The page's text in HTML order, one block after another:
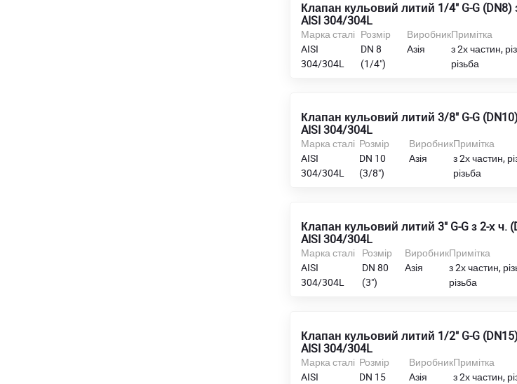
Клапан кульовий литий 1/4" G-G (DN8)
AISI 304/304L
Марка сталі
AISI
304/304L
Розмір
DN 8
(1/4")
Виробник
Азія
Примітка
з 2х частин,
різьба
Клапан кульовий литий 3/8" G-G
AISI 304/304L
Марка сталі
AISI
304/304L
Розмір
DN 10
(3/8")
Виробник
Азія
Примітка
з 2х частин,
різьба
Клапан кульовий литий 3" G-G з 2-х ч.
AISI 304/304L
Марка сталі
AISI
304/304L
Розмір
DN 80
(3")
Виробник
Азія
Примітка
з 2х частин,
різьба
Клапан кульовий литий 1/2" G-G
AISI 304/304L
Марка сталі
AISI
Розмір
DN 15
Виробник
Азія
Примітка
з 2х частин,